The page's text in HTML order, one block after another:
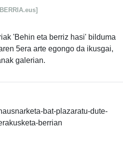
'Behin eta berriz hasi' bilduma
5era arte egongo da ikusgai,
galerian.